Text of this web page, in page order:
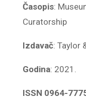
Časopis:
Curatorship
Izdavač: Taylor
Godina: 2021.
ISSN 0964-